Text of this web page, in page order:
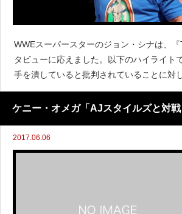
WWEスーパースターのジョン・シナは、
タビューに応えました。以下のハイライト
手を潰していると批判されていることに対
ます。「WWEで私の存在を見てもらえば
誰かに何かを求めたり、手加減してもらっ
ケニー・オメガ「AJスタイルズと対戦
2017.06.06